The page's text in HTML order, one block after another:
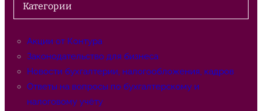
к
Категории
Акции от Контура
Законодательство для бизнеса
Новости бухгалтерии, налогообложения, кадров
Ответы на вопросы по бухгалтерскому и
налоговому учёту